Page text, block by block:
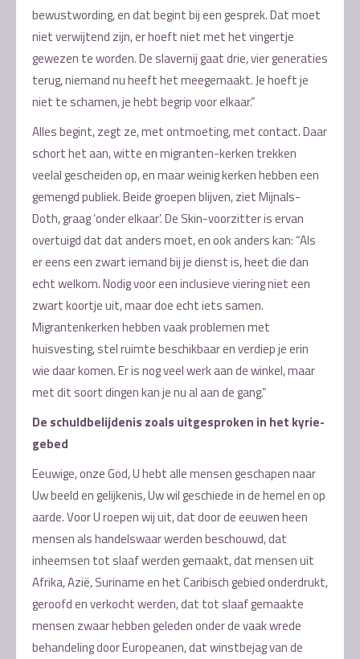
bewustwording, en dat begint bij een gesprek. Dat moet
niet verwijtend zijn, er hoeft niet met het vingertje
gewezen te worden. De slavernij gaat drie, vier generaties
terug, niemand nu heeft het meegemaakt. Je hoeft je
niet te schamen, je hebt begrip voor elkaar.”
Alles begint, zegt ze, met ontmoeting, met contact. Daar
schort het aan, witte en migranten-kerken trekken
veelal gescheiden op, en maar weinig kerken hebben een
gemengd publiek. Beide groepen blijven, ziet Mijnals-
Doth, graag ‘onder elkaar’. De Skin-voorzitter is ervan
overtuigd dat dat anders moet, en ook anders kan: “Als
er eens een zwart iemand bij je dienst is, heet die dan
echt welkom. Nodig voor een inclusieve viering niet een
zwart koortje uit, maar doe echt iets samen.
Migrantenkerken hebben vaak problemen met
huisvesting, stel ruimte beschikbaar en verdiep je erin
wie daar komen. Er is nog veel werk aan de winkel, maar
met dit soort dingen kan je nu al aan de gang.”
De schuldbelijdenis zoals uitgesproken in het kyrie-
gebed
Eeuwige, onze God, U hebt alle mensen geschapen naar
Uw beeld en gelijkenis, Uw wil geschiede in de hemel en op
aarde. Voor U roepen wij uit, dat door de eeuwen heen
mensen als handelswaar werden beschouwd, dat
inheemsen tot slaaf werden gemaakt, dat mensen uit
Afrika, Azië, Suriname en het Caribisch gebied onderdrukt,
geroofd en verkocht werden, dat tot slaaf gemaakte
mensen zwaar hebben geleden onder de vaak wrede
behandeling door Europeanen, dat winstbejag van de